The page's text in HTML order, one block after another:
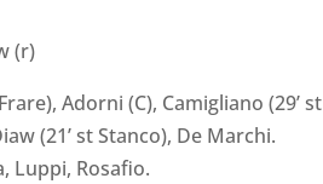
(r)
Adorni (C), Camigliano (29’
(21’ st Stanco), De Marchi.
Luppi, Rosafio.